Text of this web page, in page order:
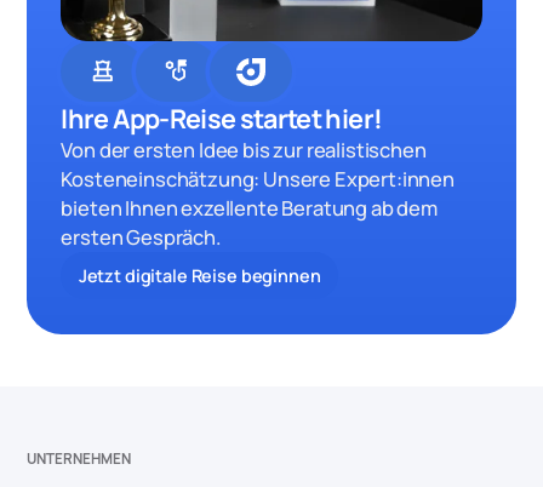
chess strategy
Ihre App-Reise startet hier!
Von der ersten Idee bis zur realistischen
Kosteneinschätzung: Unsere Expert:innen
bieten Ihnen exzellente Beratung ab dem
ersten Gespräch.
Jetzt digitale Reise beginnen
UNTERNEHMEN